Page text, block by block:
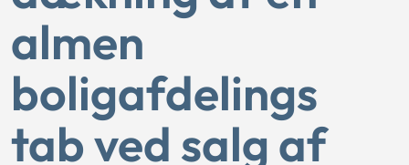
almen
boligafdelings
tab ved salg af